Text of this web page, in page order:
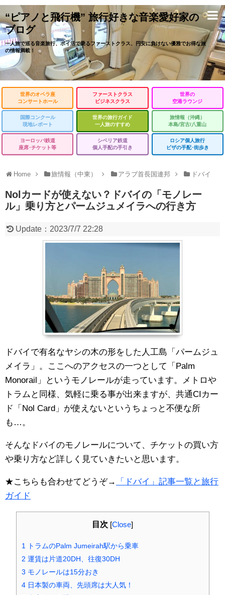
“ピアノと飛行機” 旅行好きな音楽愛好家の
ブログ
一人旅で巡る音楽旅行、ポイ活で乗るファーストクラス、円安に負けない優雅でお得な旅
の情報満載！
世界のオペラ座
コンサートホール
ファーストクラス
ビジネスクラス
世界の
空港ラウンジ
国際コンクール
現地レポート
世界の旅行ガイド
一人旅のすすめ
旅情報（沖縄）
本島/宮古/八重山
ヨーロッパ鉄道
座席･チケット等
シベリア鉄道
個人手配の手引き
ロシア個人旅行
ビザの手配･街歩き
Home 旅情報（中東） アラブ首長国連邦 ドバイ
Nolカードが使えない？ドバイの「モノレー
ル」乗り方とパームジュメイラへの行き方
Update： 2023/7/7 22:28
ドバイで有名なヤシの木の形をした人工島「パームジュ
メイラ」。ここへのアクセスの一つとして「Palm
Monorail」というモノレールが走っています。メトロや
トラムと同様、気軽に乗る事が出来ますが、共通CIカー
ド「Nol Card」が使えないというちょっと不便な所
も…。
そんなドバイのモノレールについて、チケットの買い方
や乗り方など詳しく見ていきたいと思います。
★こちらも合わせてどうぞ→
「ドバイ」記事一覧と旅行
ガイド
目次 [Close]
1
トラムのPalm Jumeirah駅から乗車
2 運賃は片道20DH、往復30DH
3 モノレールは15分おき
4日本製の車両、先頭席は大人気！